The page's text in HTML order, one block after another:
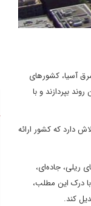
آسیا، کشور‌های
بپردازند و با
دارد که کشور ارائه
ریلی، جاده‌ای،
درک این مطلب،
کند.